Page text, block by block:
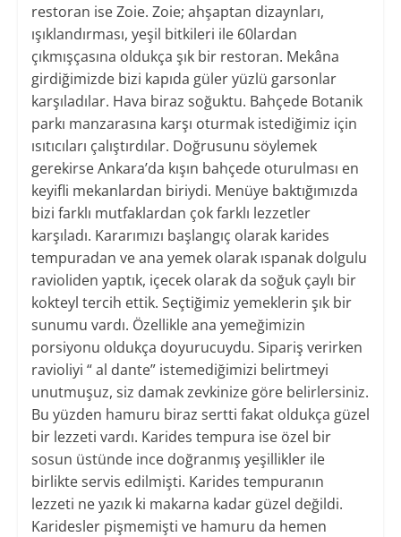
restoran ise Zoie. Zoie; ahşaptan dizaynları,
ışıklandırması, yeşil bitkileri ile 60lardan
çıkmışçasına oldukça şık bir restoran. Mekâna
girdiğimizde bizi kapıda güler yüzlü garsonlar
karşıladılar. Hava biraz soğuktu. Bahçede Botanik
parkı manzarasına karşı oturmak istediğimiz için
ısıtıcıları çalıştırdılar. Doğrusunu söylemek
gerekirse Ankara’da kışın bahçede oturulması en
keyifli mekanlardan biriydi. Menüye baktığımızda
bizi farklı mutfaklardan çok farklı lezzetler
karşıladı. Kararımızı başlangıç olarak karides
tempuradan ve ana yemek olarak ıspanak dolgulu
ravioliden yaptık, içecek olarak da soğuk çaylı bir
kokteyl tercih ettik. Seçtiğimiz yemeklerin şık bir
sunumu vardı. Özellikle ana yemeğimizin
porsiyonu oldukça doyurucuydu. Sipariş verirken
ravioliyi “ al dante” istemediğimizi belirtmeyi
unutmuşuz, siz damak zevkinize göre belirlersiniz.
Bu yüzden hamuru biraz sertti fakat oldukça güzel
bir lezzeti vardı. Karides tempura ise özel bir
sosun üstünde ince doğranmış yeşillikler ile
birlikte servis edilmişti. Karides tempuranın
lezzeti ne yazık ki makarna kadar güzel değildi.
Karidesler pişmemişti ve hamuru da hemen